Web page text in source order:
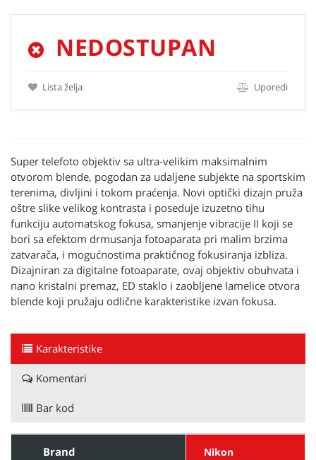
NEDOSTUPAN
Lista želja Uporedi
Super telefoto objektiv sa ultra-velikim maksimalnim
otvorom blende, pogodan za udaljene subjekte na sportskim
terenima, divljini i tokom praćenja. Novi optički dizajn pruža
oštre slike velikog kontrasta i poseduje izuzetno tihu
funkciju automatskog fokusa, smanjenje vibracije II koji se
bori sa efektom drmusanja fotoaparata pri malim brzima
zatvarača, i mogućnostima praktičnog fokusiranja izbliza.
Dizajniran za digitalne fotoaparate, ovaj objektiv obuhvata i
nano kristalni premaz, ED staklo i zaobljene lamelice otvora
blende koji pružaju odlične karakteristike izvan fokusa.
Karakteristike
Komentari
Bar kod
Brand Nikon